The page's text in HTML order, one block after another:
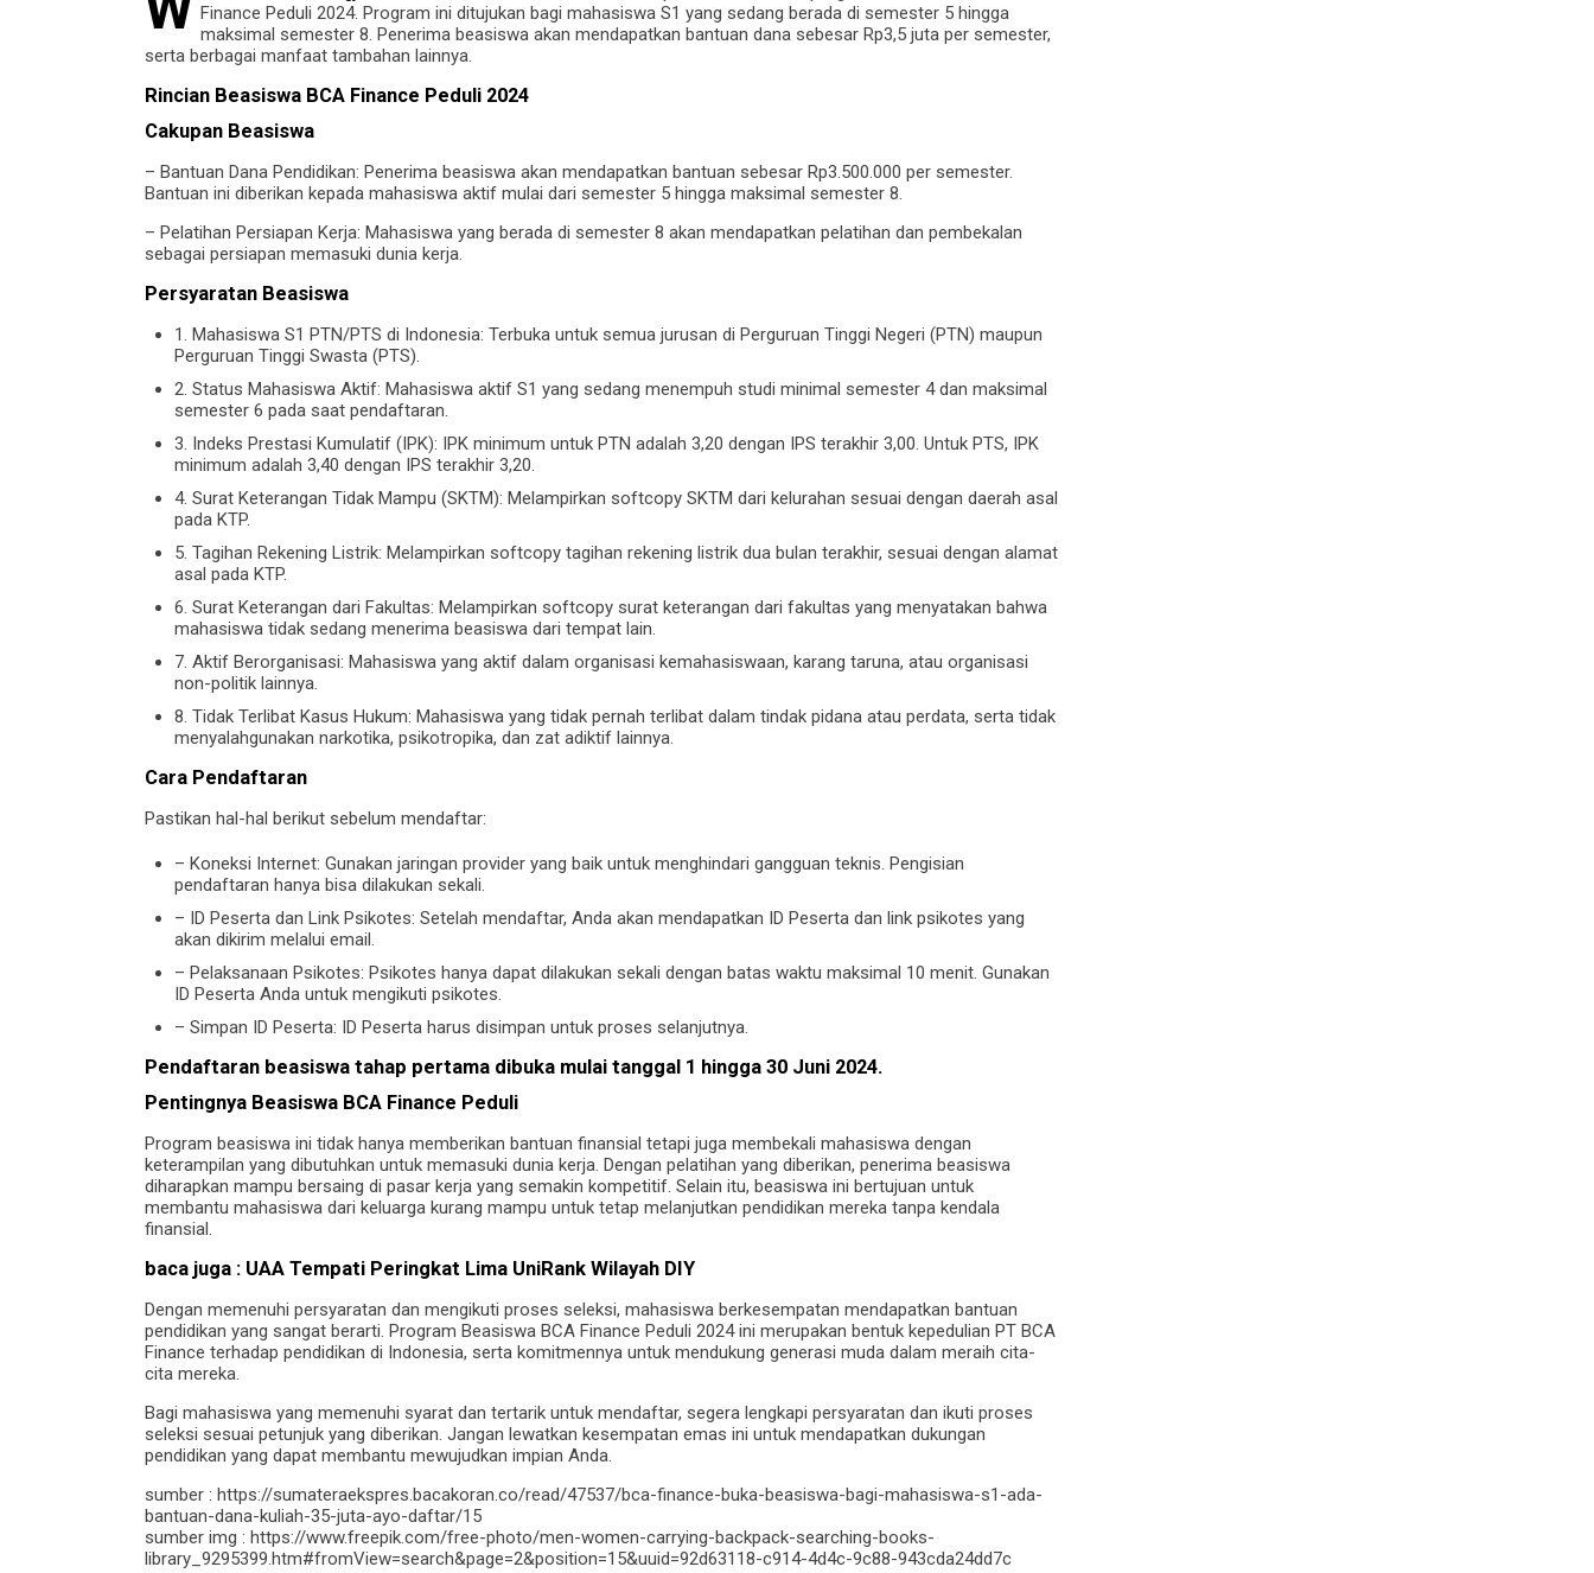
Finance Peduli 2024. Program ini ditujukan bagi mahasiswa S1 yang sedang berada di semester 5 hingga
maksimal semester 8. Penerima beasiswa akan mendapatkan bantuan dana sebesar Rp3,5 juta per semester,
serta berbagai manfaat tambahan lainnya.
Rincian Beasiswa BCA Finance Peduli 2024
Cakupan Beasiswa
– Bantuan Dana Pendidikan: Penerima beasiswa akan mendapatkan bantuan sebesar Rp3.500.000 per semester.
Bantuan ini diberikan kepada mahasiswa aktif mulai dari semester 5 hingga maksimal semester 8.
– Pelatihan Persiapan Kerja: Mahasiswa yang berada di semester 8 akan mendapatkan pelatihan dan pembekalan
sebagai persiapan memasuki dunia kerja.
Persyaratan Beasiswa
1. Mahasiswa S1 PTN/PTS di Indonesia: Terbuka untuk semua jurusan di Perguruan Tinggi Negeri (PTN) maupun
Perguruan Tinggi Swasta (PTS).
2. Status Mahasiswa Aktif: Mahasiswa aktif S1 yang sedang menempuh studi minimal semester 4 dan maksimal
semester 6 pada saat pendaftaran.
3. Indeks Prestasi Kumulatif (IPK): IPK minimum untuk PTN adalah 3,20 dengan IPS terakhir 3,00. Untuk PTS, IPK
minimum adalah 3,40 dengan IPS terakhir 3,20.
4. Surat Keterangan Tidak Mampu (SKTM): Melampirkan softcopy SKTM dari kelurahan sesuai dengan daerah asal
pada KTP.
5. Tagihan Rekening Listrik: Melampirkan softcopy tagihan rekening listrik dua bulan terakhir, sesuai dengan alamat
asal pada KTP.
6. Surat Keterangan dari Fakultas: Melampirkan softcopy surat keterangan dari fakultas yang menyatakan bahwa
mahasiswa tidak sedang menerima beasiswa dari tempat lain.
7. Aktif Berorganisasi: Mahasiswa yang aktif dalam organisasi kemahasiswaan, karang taruna, atau organisasi
non-politik lainnya.
8. Tidak Terlibat Kasus Hukum: Mahasiswa yang tidak pernah terlibat dalam tindak pidana atau perdata, serta tidak
menyalahgunakan narkotika, psikotropika, dan zat adiktif lainnya.
Cara Pendaftaran
Pastikan hal-hal berikut sebelum mendaftar:
– Koneksi Internet: Gunakan jaringan provider yang baik untuk menghindari gangguan teknis. Pengisian
pendaftaran hanya bisa dilakukan sekali.
– ID Peserta dan Link Psikotes: Setelah mendaftar, Anda akan mendapatkan ID Peserta dan link psikotes yang
akan dikirim melalui email.
– Pelaksanaan Psikotes: Psikotes hanya dapat dilakukan sekali dengan batas waktu maksimal 10 menit. Gunakan
ID Peserta Anda untuk mengikuti psikotes.
– Simpan ID Peserta: ID Peserta harus disimpan untuk proses selanjutnya.
Pendaftaran beasiswa tahap pertama dibuka mulai tanggal 1 hingga 30 Juni 2024.
Pentingnya Beasiswa BCA Finance Peduli
Program beasiswa ini tidak hanya memberikan bantuan finansial tetapi juga membekali mahasiswa dengan
keterampilan yang dibutuhkan untuk memasuki dunia kerja. Dengan pelatihan yang diberikan, penerima beasiswa
diharapkan mampu bersaing di pasar kerja yang semakin kompetitif. Selain itu, beasiswa ini bertujuan untuk
membantu mahasiswa dari keluarga kurang mampu untuk tetap melanjutkan pendidikan mereka tanpa kendala
finansial.
baca juga : UAA Tempati Peringkat Lima UniRank Wilayah DIY
Dengan memenuhi persyaratan dan mengikuti proses seleksi, mahasiswa berkesempatan mendapatkan bantuan
pendidikan yang sangat berarti. Program Beasiswa BCA Finance Peduli 2024 ini merupakan bentuk kepedulian PT BCA
Finance terhadap pendidikan di Indonesia, serta komitmennya untuk mendukung generasi muda dalam meraih cita-
cita mereka.
Bagi mahasiswa yang memenuhi syarat dan tertarik untuk mendaftar, segera lengkapi persyaratan dan ikuti proses
seleksi sesuai petunjuk yang diberikan. Jangan lewatkan kesempatan emas ini untuk mendapatkan dukungan
pendidikan yang dapat membantu mewujudkan impian Anda.
sumber : https://sumateraekspres.bacakoran.co/read/47537/bca-finance-buka-beasiswa-bagi-mahasiswa-s1-ada-
bantuan-dana-kuliah-35-juta-ayo-daftar/15
sumber img : https://www.freepik.com/free-photo/men-women-carrying-backpack-searching-books-
library_9295399.htm#fromView=search&page=2&position=15&uuid=92d63118-c914-4d4c-9c88-943cda24dd7c